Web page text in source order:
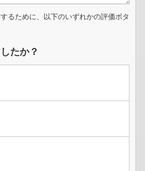
るために、以下のいずれかの評価ボタ
たか？